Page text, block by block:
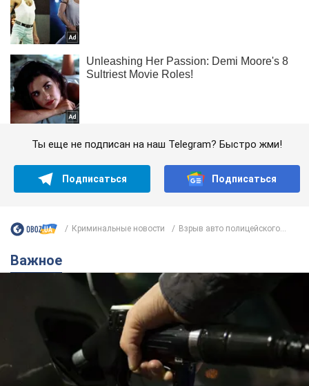
Ты еще не подписан на наш Telegram? Быстро жми!
Подписаться Подписаться
Криминальные новости Взрыв авто полицейского...
Важное